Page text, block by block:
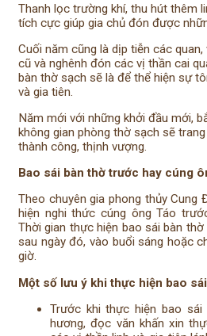
Thanh lọc trường khí, thu hút thêm
tích cực giúp gia chủ đón được
Cuối năm cũng là dịp tiễn các
cũ và nghênh đón các vị thần cai
bàn thờ sạch sẽ là để thể hiện sự
và gia tiên.
Năm mới với những khởi đầu mới,
không gian phòng thờ sạch sẽ
thành công, thịnh vượng.
Bao sái bàn thờ trước hay cúng
Theo chuyên gia phong thủy Cung
hiện nghi thức cúng ông Táo
Thời gian thực hiện bao sái bàn
sau ngày đó, vào buổi sáng hoặc
giờ.
Một số lưu ý khi thực hiện bao
Trước khi thực hiện bao
hương, đọc văn khấn xin